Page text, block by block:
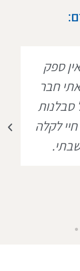
ספק
חבר
סבלנות
לקלה